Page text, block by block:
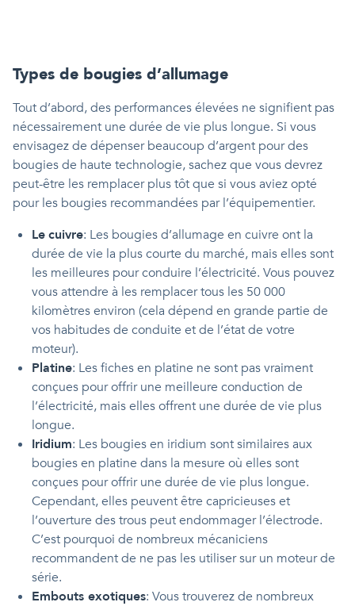
Types de bougies d’allumage
Tout d’abord, des performances élevées ne signifient pas
nécessairement une durée de vie plus longue. Si vous
envisagez de dépenser beaucoup d’argent pour des
bougies de haute technologie, sachez que vous devrez
peut-être les remplacer plus tôt que si vous aviez opté
pour les bougies recommandées par l’équipementier.
Lecuivre: Les bougies d’allumage en cuivre ont la
durée de vie la plus courte du marché, mais elles sont
les meilleures pour conduire l’électricité. Vous pouvez
vous attendre à les remplacer tous les 50 000
kilomètres environ (cela dépend en grande partie de
vos habitudes de conduite et de l’état de votre
moteur).
Platine: Les fiches en platine ne sont pas vraiment
conçues pour offrir une meilleure conduction de
l’électricité, mais elles offrent une durée de vie plus
longue.
Iridium: Les bougies en iridium sont similaires aux
bougies en platine dans la mesure où elles sont
conçues pour offrir une durée de vie plus longue.
Cependant, elles peuvent être capricieuses et
l’ouverture des trous peut endommager l’électrode.
C’est pourquoi de nombreux mécaniciens
recommandent de ne pas les utiliser sur un moteur de
série.
Embouts exotiques: Vous trouverez de nombreux